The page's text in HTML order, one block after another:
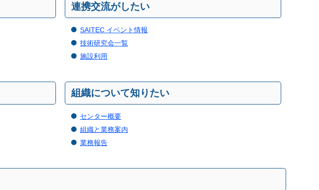
連携交流がしたい
SAITEC イベント情報
技術研究会一覧
施設利用
組織について知りたい
センター概要
組織と業務案内
業務報告